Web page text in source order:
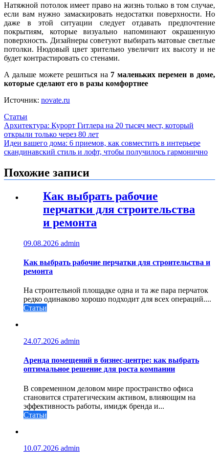
Натяжной потолок имеет право на жизнь только в том случае,
если вам нужно замаскировать недостатки поверхности. Но
даже в этой ситуации следует отдавать предпочтение
покрытиям, которые визуально напоминают окрашенную
поверхность. Дизайнеры советуют выбирать матовые светлые
потолки. Нюдовый цвет зрительно увеличит их высоту и не
будет контрастировать со стенами.
А дальше можете решиться на 7 маленьких перемен в доме,
которые сделают его в разы комфортнее
Источник: novate.ru
Статьи
Навигация
по
записям
Архитектура: Курорт Гитлера на 20 тысяч мест, который
открыли только через 80 лет
Идеи вашего дома: 6 приемов, как совместить в интерьере
скандинавский стиль и лофт, чтобы получилось гармонично
Похожие записи
Как выбрать рабочие
перчатки для строительства
и ремонта
09.08.2026 admin
Как выбрать рабочие перчатки для строительства и
ремонта
На строительной площадке одна и та же пара перчаток
редко одинаково хорошо подходит для всех операций....
Статьи
24.07.2026 admin
Аренда помещений в бизнес‑центре: как выбрать
оптимальное решение для роста компании
В современном деловом мире пространство офиса
становится стратегическим активом, влияющим на
эффективность работы, имидж бренда и...
Статьи
10.07.2026 admin